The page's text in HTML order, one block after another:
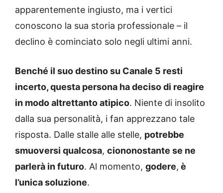
apparentemente ingiusto, ma i vertici
conoscono la sua storia professionale – il
declino è cominciato solo negli ultimi anni.
Benché il suo destino su Canale 5 resti
incerto, questa persona ha deciso di reagire
in modo altrettanto atipico. Niente di insolito
dalla sua personalità, i fan apprezzano tale
risposta. Dalle stalle alle stelle, potrebbe
smuoversi qualcosa, ciononostante se ne
parlerà in futuro. Al momento, godere, è
l’unica soluzione.